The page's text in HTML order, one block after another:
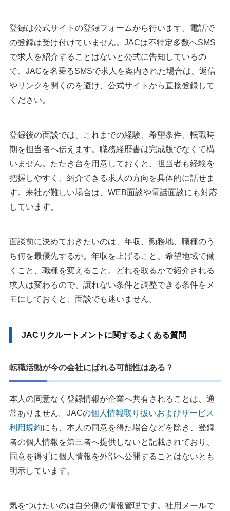
登録は公式サイトの登録フォームから行います。電話で
の登録は受け付けていません。JACは不特定多数へSMS
で求人を紹介することはないと公式に告知しているの
で、JACを名乗るSMSで求人を案内された場合は、返信
やリンクを開くのを避け、公式サイトから直接登録して
ください。
登録後の面談では、これまでの経験、希望条件、転職時
期を担当者へ伝えます。職務経歴書は完成版でなくて構
いません。たたき台を用意しておくと、担当者も経験を
把握しやすく、紹介できる求人の方向を具体的に話せま
す。来社が難しい場合は、WEB面談や電話面談にも対応
しています。
面談前に決めておきたいのは、年収、勤務地、職種のう
ち何を最優先するか。年収を上げること、希望地域で働
くこと、職種を変えること。どれを取るかで紹介される
求人は変わるので、譲れない条件と調整できる条件をメ
モにしておくと、面談でも迷いません。
JACリクルートメントに関するよくある質問
転職活動が今の会社にばれる可能性はある？
本人の同意なく登録情報が企業へ共有されることは、通
常ありません。JACの個人情報取り扱いおよびサービス
利用規約にも、本人の同意を得た場合などを除き、登録
者の個人情報を第三者へ提供しないと記載されており、
同意を得ずに個人情報を外部へ公開することはないとも
明示しています。
気をつけたいのは自分側の情報管理です。社用メールで